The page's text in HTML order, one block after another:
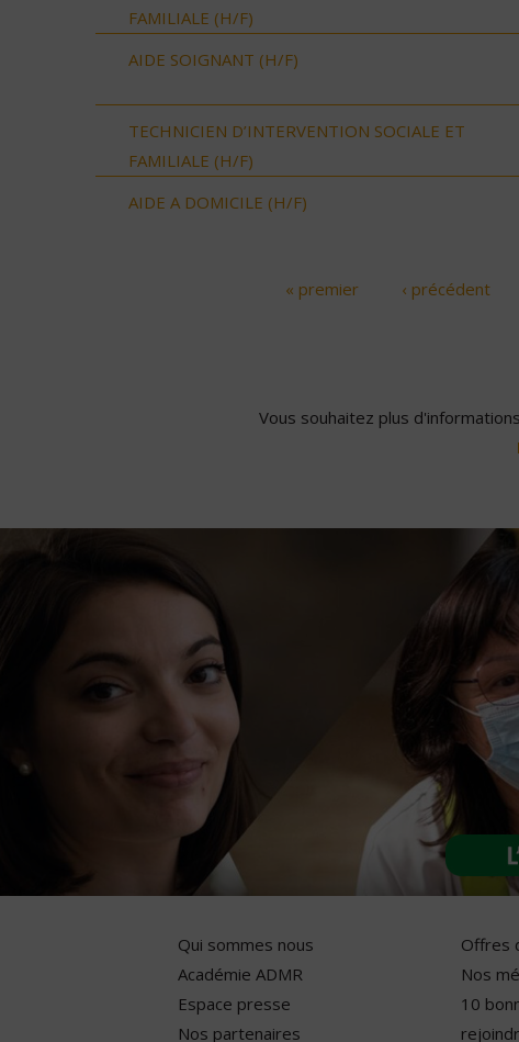
FAMILIALE (H/F)
AIDE SOIGNANT (H/F)
TECHNICIEN D’INTERVENTION SOCIALE ET
FAMILIALE (H/F)
AIDE A DOMICILE (H/F)
« premier ‹ précédent
Vous souhaitez plus
Qui sommes nous
Académie ADMR
Espace presse
Nos partenaires
Offres
Nos
10